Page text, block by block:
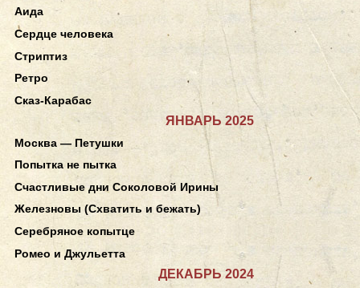
Аида
Сердце человека
Стриптиз
Ретро
Сказ-Карабас
ЯНВАРЬ 2025
Москва — Петушки
Попытка не пытка
Счастливые дни Соколовой Ирины
Железновы (Схватить и бежать)
Серебряное копытце
Ромео и Джульетта
ДЕКАБРЬ 2024